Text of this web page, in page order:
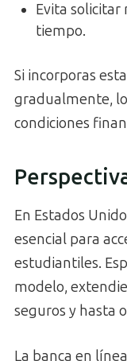
Evita
tiempo.
Si incorporas
gradualmente,
condiciones
En Estados
esencial para
estudiantiles.
modelo,
seguros y hasta
La banca en